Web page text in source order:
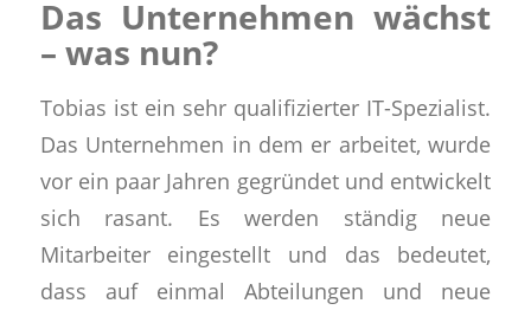
Das Unternehmen wächst
– was nun?
Tobias ist ein sehr qualifizierter IT-Spezialist.
Das Unternehmen in dem er arbeitet, wurde
vor ein paar Jahren gegründet und entwickelt
sich rasant. Es werden ständig neue
Mitarbeiter eingestellt und das bedeutet,
dass auf einmalAbteilungen und neue